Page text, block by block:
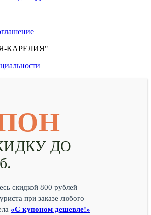
КАРЕЛИЯ"
ДО
скидкой 800 рублей
при заказе любого
«С купоном дешевле!»